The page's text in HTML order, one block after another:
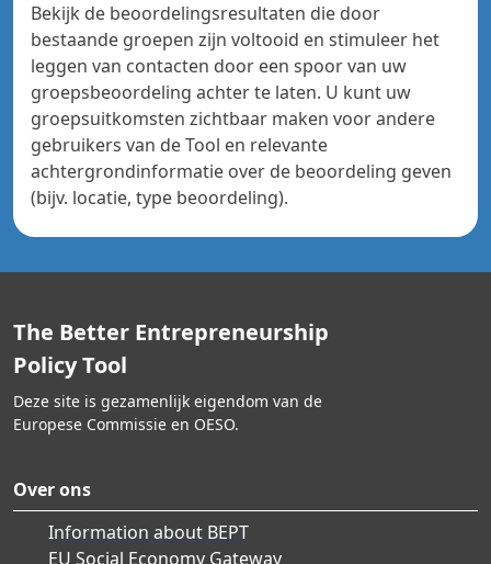
Bekijk de beoordelingsresultaten die door
bestaande groepen zijn voltooid en stimuleer het
leggen van contacten door een spoor van uw
groepsbeoordeling achter te laten. U kunt uw
groepsuitkomsten zichtbaar maken voor andere
gebruikers van de Tool en relevante
achtergrondinformatie over de beoordeling geven
(bijv. locatie, type beoordeling).
The Better Entrepreneurship
Policy Tool
Deze site is gezamenlijk eigendom van de
Europese Commissie en OESO.
Over ons
Information about BEPT
EU Social Economy Gateway